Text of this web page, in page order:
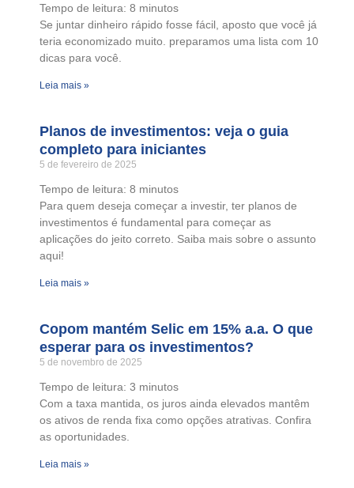
Tempo de leitura: 8 minutos
Se juntar dinheiro rápido fosse fácil, aposto que você já
teria economizado muito. preparamos uma lista com 10
dicas para você.
Leia mais »
Planos de investimentos: veja o guia
completo para iniciantes
5 de fevereiro de 2025
Tempo de leitura: 8 minutos
Para quem deseja começar a investir, ter planos de
investimentos é fundamental para começar as
aplicações do jeito correto. Saiba mais sobre o assunto
aqui!
Leia mais »
Copom mantém Selic em 15% a.a. O que
esperar para os investimentos?
5 de novembro de 2025
Tempo de leitura: 3 minutos
Com a taxa mantida, os juros ainda elevados mantêm
os ativos de renda fixa como opções atrativas. Confira
as oportunidades.
Leia mais »